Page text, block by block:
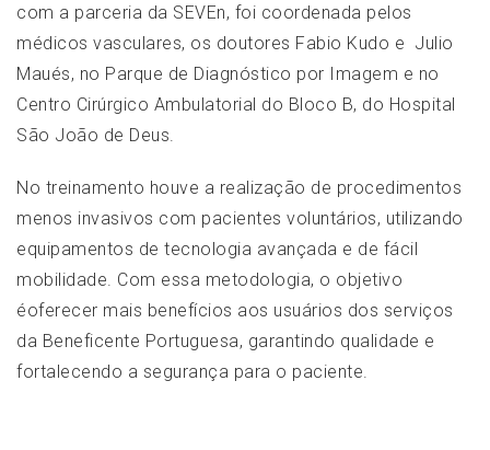
com a parceria da SEVEn, foi coordenada pelos
médicos vasculares, os doutores Fabio Kudo e Julio
Maués, no Parque de Diagnóstico por Imagem e no
Centro Cirúrgico Ambulatorial do Bloco B, do Hospital
São João de Deus.
No treinamento houve a realização de procedimentos
menos invasivos com pacientes voluntários, utilizando
equipamentos de tecnologia avançada e de fácil
mobilidade. Com essa metodologia, o objetivo
éoferecer mais benefícios aos usuários dos serviços
da Beneficente Portuguesa, garantindo qualidade e
fortalecendo a segurança para o paciente.